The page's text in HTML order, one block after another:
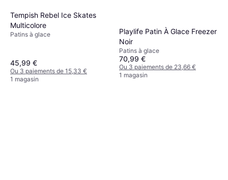
Tempish Rebel Ice Skates
Multicolore
Patins à glace
45,99 €
Ou 3 paiements de 15,33 €
1 magasin
Playlife Patin À Glace Freezer
Noir
Patins à glace
70,99 €
Ou 3 paiements de 23,66 €
1 magasin